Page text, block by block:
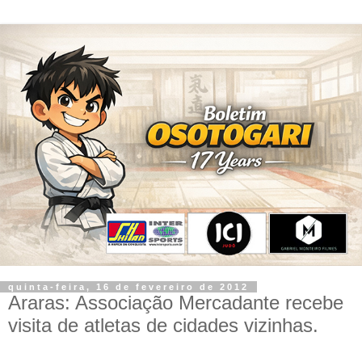
quinta-feira, 16 de fevereiro de 2012
Araras: Associação Mercadante recebe
visita de atletas de cidades vizinhas.